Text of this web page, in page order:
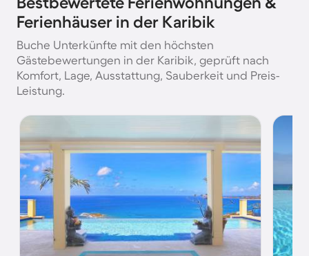
Ferienhäuser in der Karibik
Buche Unterkünfte mit den höchsten
Gästebewertungen in der Karibik, geprüft nach
Komfort, Lage, Ausstattung, Sauberkeit und Preis-
Leistung.